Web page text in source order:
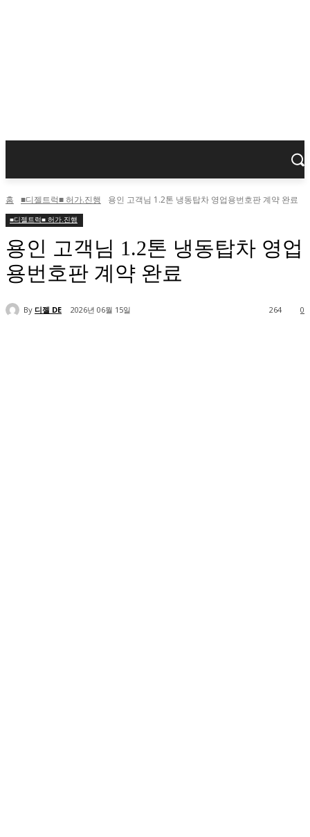
홈 ■디젤트럭■ 허가.진행 용인 고객님 1.2톤 냉동탑차 영업용번호판 계약 완료
■디젤트럭■ 허가.진행
용인 고객님 1.2톤 냉동탑차 영업
용번호판 계약 완료
By 디젤 DE 2026년 06월 15일 0
264